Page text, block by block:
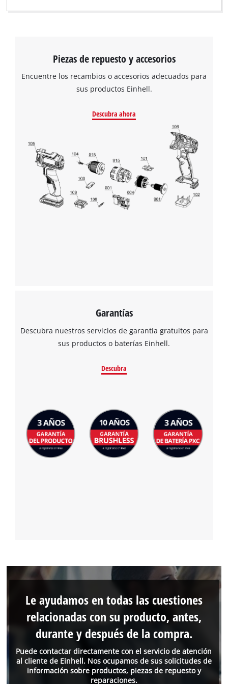
Piezas de repuesto y accesorios
Encuentre los recambios o accesorios adecuados para
sus productos Einhell.
Descubra ahora
Garantías
Descubra nuestros servicios de garantía gratuitos para
sus productos o baterías Einhell.
Descubra
Puede contactar directamente con el servicio de atención
al cliente de Einhell. Nos ocupamos de sus solicitudes de
información sobre productos, piezas de repuesto y
reparaciones.
Le ayudamos en todas las cuestiones
relacionadas con su producto, antes,
durante y después de la compra.